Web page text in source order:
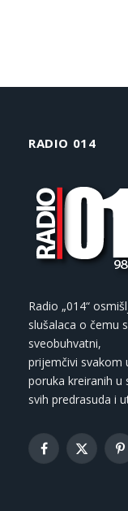
RADIO 014
Radio „014“
slušalaca o čemu
sveobuhvatni,
prijemčivi svakom
poruka kreiranih u
svih predrasuda i
Facebook
X